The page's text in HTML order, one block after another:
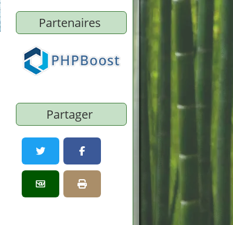
Partenaires
Partager
Partager par email